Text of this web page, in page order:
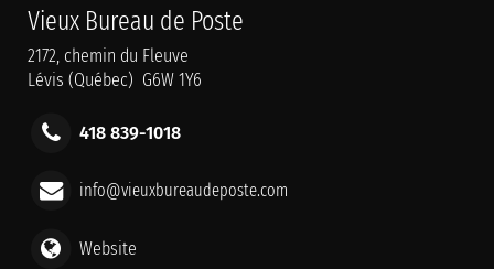
Vieux Bureau de Poste
2172, chemin du Fleuve
Lévis (Québec) G6W 1Y6
418 839-1018
info@vieuxbureaudeposte.com
Website